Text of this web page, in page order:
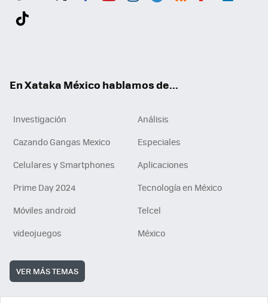
En Xataka México hablamos de...
Investigación
Análisis
Cazando Gangas Mexico
Especiales
Celulares y Smartphones
Aplicaciones
Prime Day 2024
Tecnología en México
Móviles android
Telcel
videojuegos
México
VER MÁS TEMAS